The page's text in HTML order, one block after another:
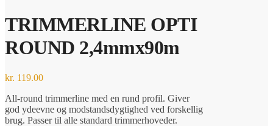
TRIMMERLINE OPTI
ROUND 2,4mmx90m
kr. 119.00
All-round trimmerline med en rund profil. Giver
god ydeevne og modstandsdygtighed ved forskellig
brug. Passer til alle standard trimmerhoveder.